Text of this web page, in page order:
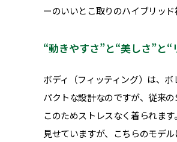
ーのいいとこ取りのハイブリッド
“動きやすさ”と“美しさ”と
ボディ（フィッティング）は、
パクトな設計なのですが、従来
このためストレスなく着られま
見せていますが、こちらのモデ